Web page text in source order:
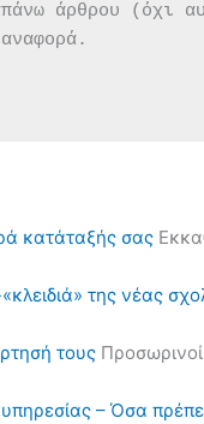
άρθρου (όχι
κατάταξής σας
της νέας
τους
– Όσα